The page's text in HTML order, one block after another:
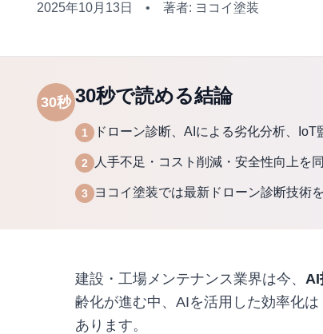
2025年10月13日 • 著者: ヨコイ塗装
30秒 30秒で読める結論
1 ドローン診断、AIによる劣化分析、
2 人手不足・コスト削減・安全性向上を
3 ヨコイ塗装では最新ドローン診断技術
建設・工場メンテナンス業界は今、 AI
齢化が進む中、AIを活用した効率化
あります。